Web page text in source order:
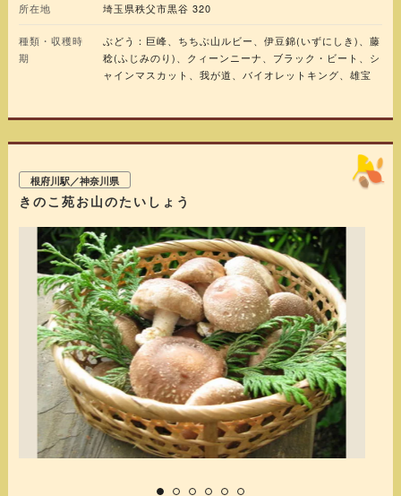
所在地 埼玉県秩父市黒谷 320
種類・収穫時
期
ぶどう：巨峰、ちちぶ山ルビー、伊豆錦(いずにしき)、藤
稔(ふじみのり)、クィーンニーナ、ブラック・ビート、シ
ャインマスカット、我が道、バイオレットキング、雄宝
根府川駅／神奈川県
きのこ苑お山のたいしょう